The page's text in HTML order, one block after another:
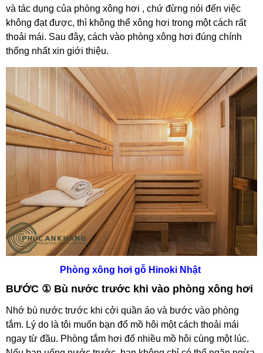
và tác dụng của phòng xông hơi , chứ đừng nói đến việc
không đạt được, thì không thể xông hơi trong một cách rất
thoải mái. Sau đây, cách vào phòng xông hơi đúng chính
thống nhất xin giới thiệu.
Phòng xông hơi gỗ Hinoki Nhật
BƯỚC ① Bù nước trước khi vào phòng xông hơi
Nhớ bù nước trước khi cởi quần áo và bước vào phòng
tắm. Lý do là tôi muốn bạn đổ mồ hôi một cách thoải mái
ngay từ đầu. Phòng tắm hơi đổ nhiều mồ hôi cùng một lúc.